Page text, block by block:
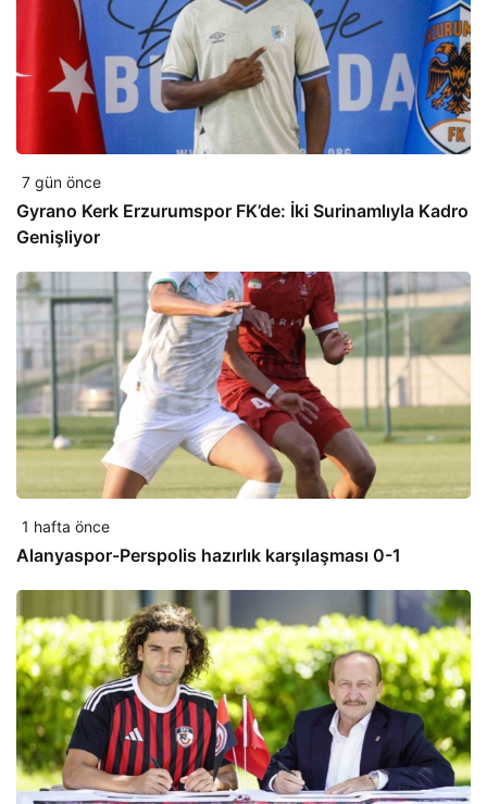
7 gün önce
Gyrano Kerk Erzurumspor FK’de: İki Surinamlıyla Kadro
Genişliyor
1 hafta önce
Alanyaspor-Perspolis hazırlık karşılaşması 0-1